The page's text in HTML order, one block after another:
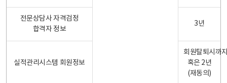
전문상담사 자격검정
합격자 정보
3년
실적관리시스템 회원정보
회원탈퇴시까
혹은 2년
(재동의)